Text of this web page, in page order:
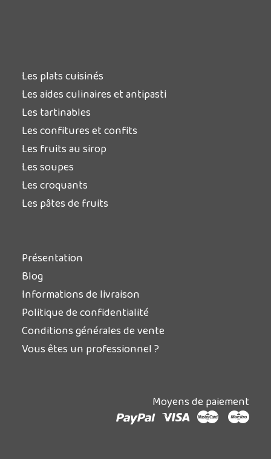
Les plats cuisinés
Les aides culinaires et antipasti
Les tartinables
Les confitures et confits
Les fruits au sirop
Les soupes
Les croquants
Les pâtes de fruits
Présentation
Blog
Informations de livraison
Politique de confidentialité
Conditions générales de vente
Vous êtes un professionnel ?
Moyens de paiement